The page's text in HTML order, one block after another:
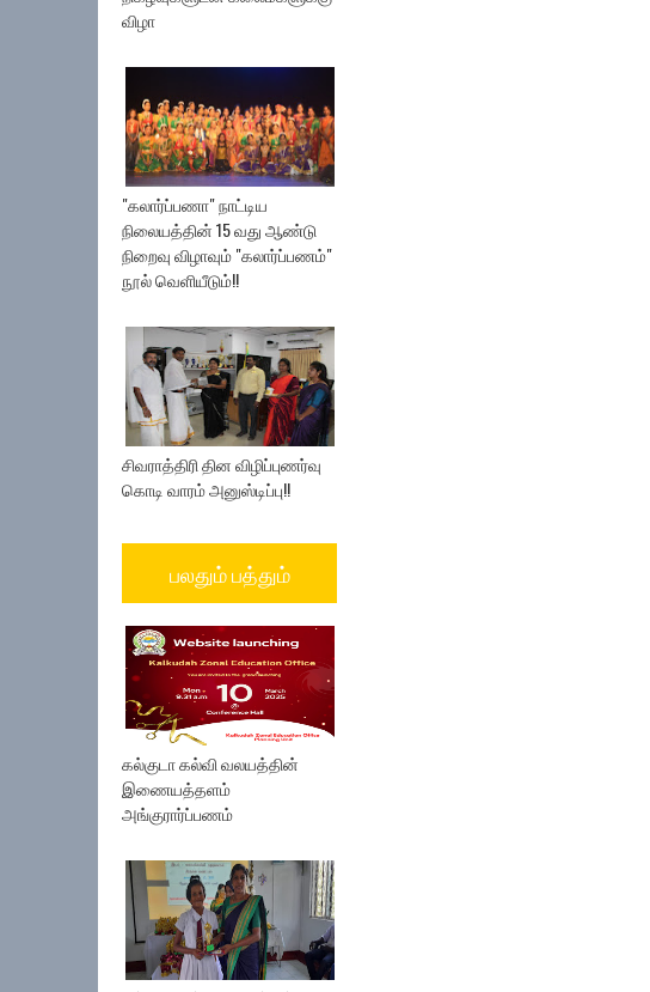
விழா
"கலார்ப்பணா" நாட்டிய
நிலையத்தின் 15 வது ஆண்டு
நிறைவு விழாவும் "கலார்ப்பணம்"
நூல் வெளியீடும்!!
சிவராத்திரி தின விழிப்புணர்வு
கொடி வாரம் அனுஸ்டிப்பு!!
பலதும் பத்தும்
கல்குடா கல்வி வலயத்தின்
இணையத்தளம்
அங்குரார்ப்பணம்